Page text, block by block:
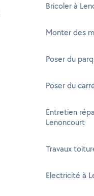
Bricoler à
Monter des
Poser du
Poser du
Entretien
Lenoncourt
Travaux
Electricité à